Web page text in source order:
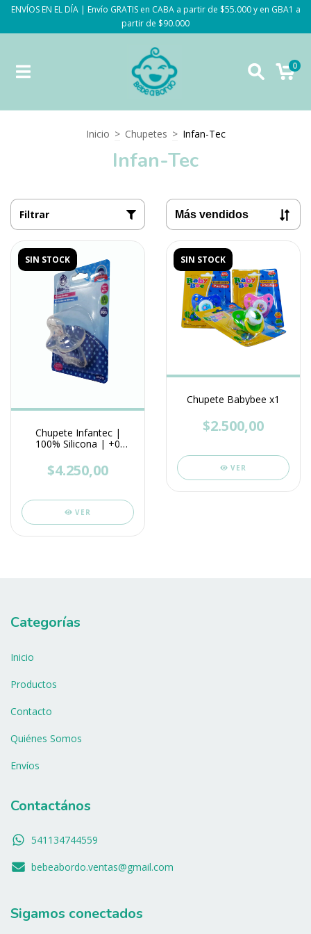
ENVÍOS EN EL DÍA | Envío GRATIS en CABA a partir de $55.000 y en GBA1 a
partir de $90.000
0
Inicio > Chupetes > Infan-Tec
Infan-Tec
Filtrar
SIN STOCK
Chupete Infantec |
100% Silicona | +0
$4.250,00
VER
SIN STOCK
Chupete Babybee x1
$2.500,00
VER
Categorías
Inicio
Productos
Contacto
Quiénes Somos
Envíos
Contactános
541134744559
bebeabordo.ventas@gmail.com
Sigamos conectados